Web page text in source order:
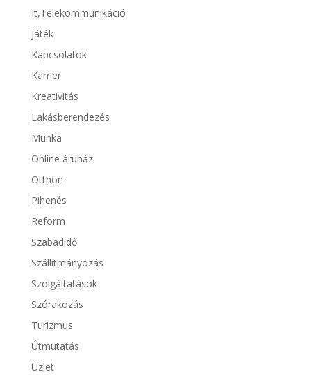
It,Telekommunikáció
Játék
Kapcsolatok
Karrier
Kreativitás
Lakásberendezés
Munka
Online áruház
Otthon
Pihenés
Reform
Szabadidő
Szállítmányozás
Szolgáltatások
Szórakozás
Turizmus
Útmutatás
Üzlet